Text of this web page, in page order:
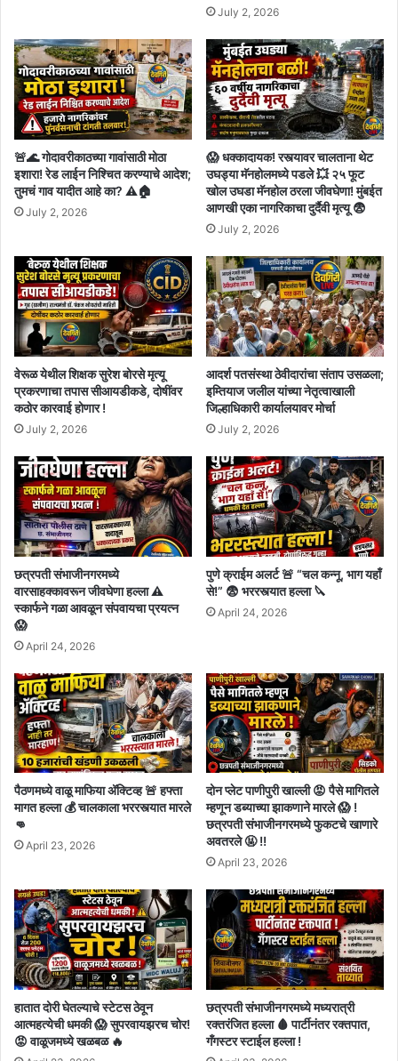
July 2, 2026
🚨🌊 गोदावरीकाठच्या गावांसाठी मोठा
इशारा! रेड लाईन निश्चित करण्याचे आदेश;
तुमचं गाव यादीत आहे का? ⚠️🏠
July 2, 2026
😱 धक्कादायक! रस्त्यावर चालताना थेट
उघड्या मॅनहोलमध्ये पडले 💥 २५ फूट
खोल उघडा मॅनहोल ठरला जीवघेणा! मुंबईत
आणखी एका नागरिकाचा दुर्दैवी मृत्यू 😨
July 2, 2026
वेरूळ येथील शिक्षक सुरेश बोरसे मृत्यू
प्रकरणाचा तपास सीआयडीकडे, दोषींवर
कठोर कारवाई होणार !
July 2, 2026
आदर्श पतसंस्था ठेवीदारांचा संताप उसळला;
इम्तियाज जलील यांच्या नेतृत्वाखाली
जिल्हाधिकारी कार्यालयावर मोर्चा
July 2, 2026
छत्रपती संभाजीनगरमध्ये
वारसाहक्कावरून जीवघेणा हल्ला ⚠️
स्कार्फने गळा आवळून संपवायचा प्रयत्न
😱
April 24, 2026
पुणे क्राईम अलर्ट 🚨 “चल कन्नू, भाग यहाँ
से!” 😨 भररस्त्यात हल्ला 🔪
April 24, 2026
पैठणमध्ये वाळू माफिया अ‍ॅक्टिव्ह 🚨 हफ्ता
मागत हल्ला 💰 चालकाला भररस्त्यात मारले
👊
April 23, 2026
दोन प्लेट पाणीपुरी खाल्ली 😡 पैसे मागितले
म्हणून डब्याच्या झाकणाने मारले 😱 !
छत्रपती संभाजीनगरमध्ये फुकटचे खाणारे
अवतरले 🤬 !!
April 23, 2026
हातात दोरी घेतल्याचे स्टेटस ठेवून
आत्महत्येची धमकी 😱 सुपरवायझरच चोर!
😡 वाळूजमध्ये खळबळ 🔥
छत्रपती संभाजीनगरमध्ये मध्यरात्री
रक्तरंजित हल्ला 🩸 पार्टीनंतर रक्तपात,
गँगस्टर स्टाईल हल्ला !